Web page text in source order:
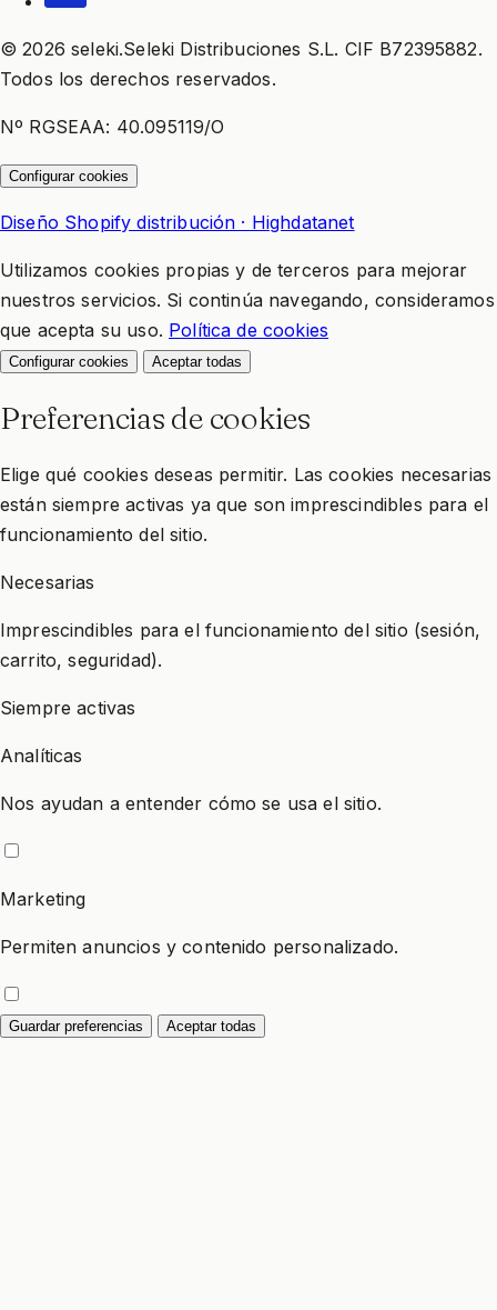
© 2026 seleki.Seleki Distribuciones S.L. CIF B72395882.
Todos los derechos reservados.
Nº RGSEAA: 40.095119/O
Configurar cookies
Diseño Shopify distribución · Highdatanet
Utilizamos cookies propias y de terceros para mejorar
nuestros servicios. Si continúa navegando, consideramos
que acepta su uso. Política de cookies
Configurar cookies Aceptar todas
Preferencias de cookies
Elige qué cookies deseas permitir. Las cookies necesarias
están siempre activas ya que son imprescindibles para el
funcionamiento del sitio.
Necesarias
Imprescindibles para el funcionamiento del sitio (sesión,
carrito, seguridad).
Siempre activas
Analíticas
Nos ayudan a entender cómo se usa el sitio.
Marketing
Permiten anuncios y contenido personalizado.
Guardar preferencias Aceptar todas